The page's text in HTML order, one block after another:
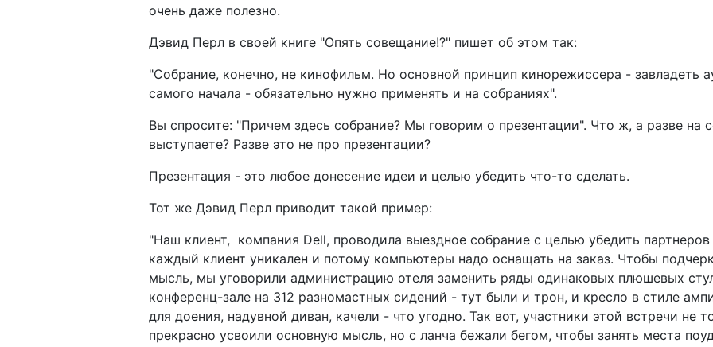
очень даже полезно.
Дэвид Перл в своей книге "Опять совещание!?" пишет об этом так:
"Собрание, конечно, не кинофильм. Но основной принцип кинорежиссера - завладеть
самого начала - обязательно нужно применять и на собраниях".
Вы спросите: "Причем здесь собрание? Мы говорим о презентации". Что ж, а разве на
выступаете? Разве это не про презентации?
Презентация - это любое донесение идеи и целью убедить что-то сделать.
Тот же Дэвид Перл приводит такой пример:
"Наш клиент, компания Dell, проводила выездное собрание с целью убедить
каждый клиент уникален и потому компьютеры надо оснащать на заказ. Чтобы
мысль, мы уговорили администрацию отеля заменить ряды одинаковых плюшевых
конференц-зале на 312 разномастных сидений - тут были и трон, и кресло в стиле
для доения, надувной диван, качели - что угодно. Так вот, участники этой встречи не
прекрасно усвоили основную мысль, но с ланча бежали бегом, чтобы занять места